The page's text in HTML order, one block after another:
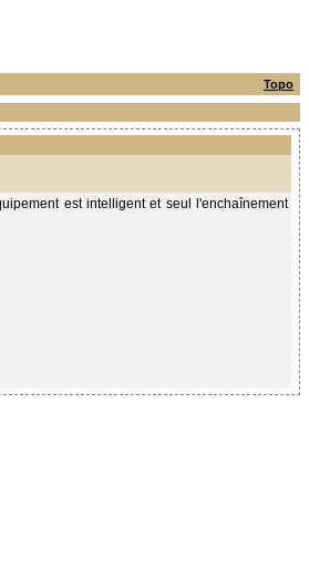
Topo
est intelligent et seul l'enchaînement